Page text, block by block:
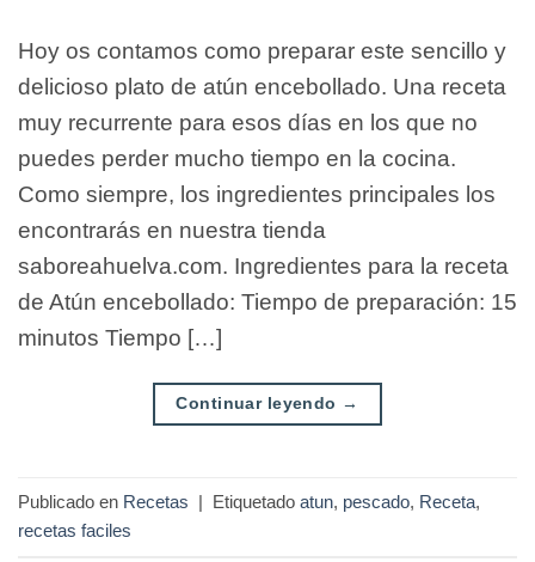
Hoy os contamos como preparar este sencillo y
delicioso plato de atún encebollado. Una receta
muy recurrente para esos días en los que no
puedes perder mucho tiempo en la cocina.
Como siempre, los ingredientes principales los
encontrarás en nuestra tienda
saboreahuelva.com. Ingredientes para la receta
de Atún encebollado: Tiempo de preparación: 15
minutos Tiempo […]
Continuar leyendo →
Publicado en Recetas | Etiquetado atun, pescado, Receta,
recetas faciles